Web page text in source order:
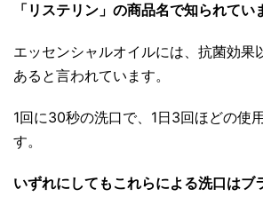
「リステリン」の商品名で知られてい
エッセンシャルオイルには、抗菌効果
あると言われています。
1回に30秒の洗口で、1日3回ほどの使
す。
いずれにしてもこれらによる洗口はブ